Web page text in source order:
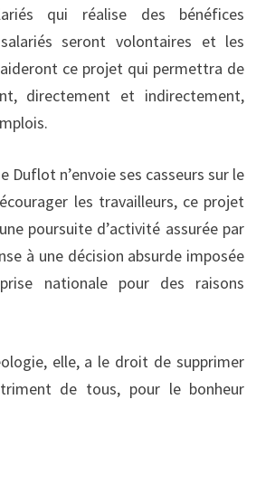
qui réalise des bénéfices
seront volontaires et les
ce projet qui permettra de
directement et indirectement,
Duflot n’envoie ses casseurs sur le
les travailleurs, ce projet
poursuite d’activité assurée par
à une décision absurde imposée
nationale pour des raisons
elle, a le droit de supprimer
de tous, pour le bonheur